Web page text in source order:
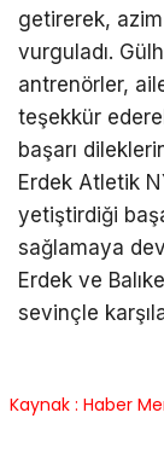
getirerek,
vurguladı.
antrenörler,
teşekkür
başarı
Erdek Atletik
yetiştirdiği
sağlamaya
Erdek ve
sevinçle
Kaynak : Haber